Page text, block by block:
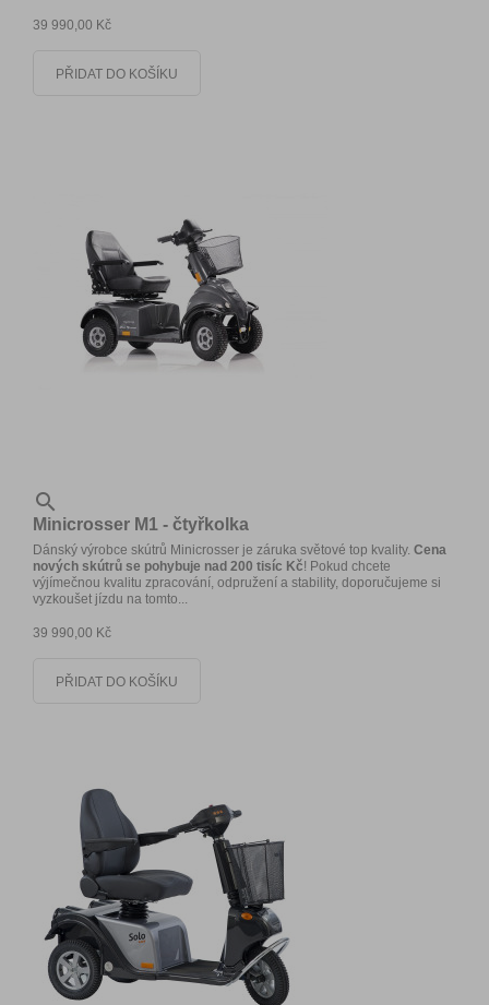
39 990,00 Kč
PŘIDAT DO KOŠÍKU

Minicrosser M1 - čtyřkolka
Dánský výrobce skútrů Minicrosser je záruka světové top kvality. Cena
nových skútrů se pohybuje nad 200 tisíc Kč! Pokud chcete
výjímečnou kvalitu zpracování, odpružení a stability, doporučujeme si
vyzkoušet jízdu na tomto...
39 990,00 Kč
PŘIDAT DO KOŠÍKU